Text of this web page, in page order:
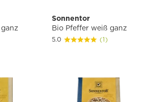
Sonnentor
Bio Pfeffer weiß ganz
5.0 (1)